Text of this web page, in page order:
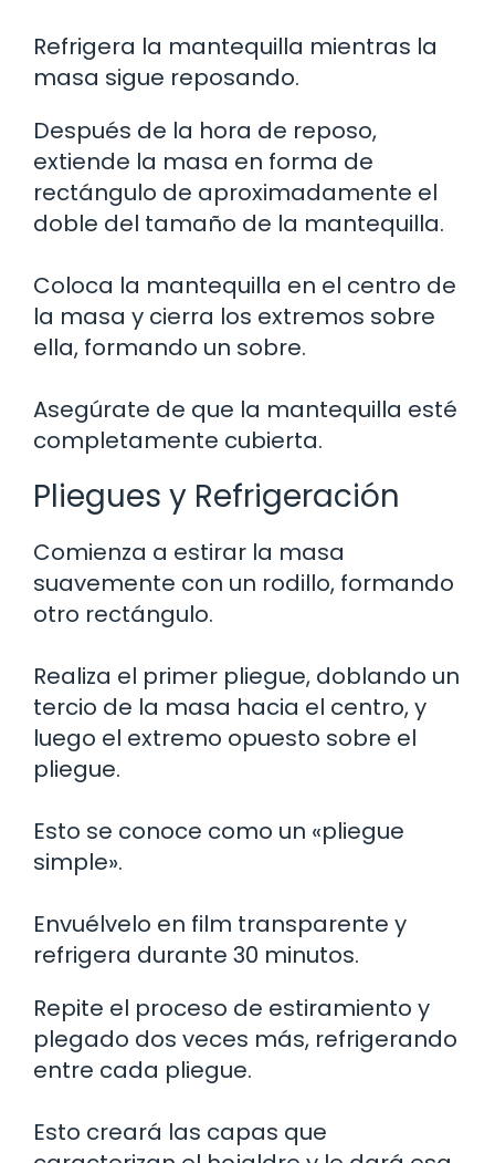
Refrigera la mantequilla mientras la
masa sigue reposando.
Después de la hora de reposo,
extiende la masa en forma de
rectángulo de aproximadamente el
doble del tamaño de la mantequilla.
Coloca la mantequilla en el centro de
la masa y cierra los extremos sobre
ella, formando un sobre.
Asegúrate de que la mantequilla esté
completamente cubierta.
Pliegues y Refrigeración
Comienza a estirar la masa
suavemente con un rodillo, formando
otro rectángulo.
Realiza el primer pliegue, doblando un
tercio de la masa hacia el centro, y
luego el extremo opuesto sobre el
pliegue.
Esto se conoce como un «pliegue
simple».
Envuélvelo en film transparente y
refrigera durante 30 minutos.
Repite el proceso de estiramiento y
plegado dos veces más, refrigerando
entre cada pliegue.
Esto creará las capas que